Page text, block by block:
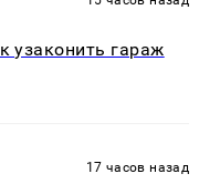
узаконить гараж
17 часов назад